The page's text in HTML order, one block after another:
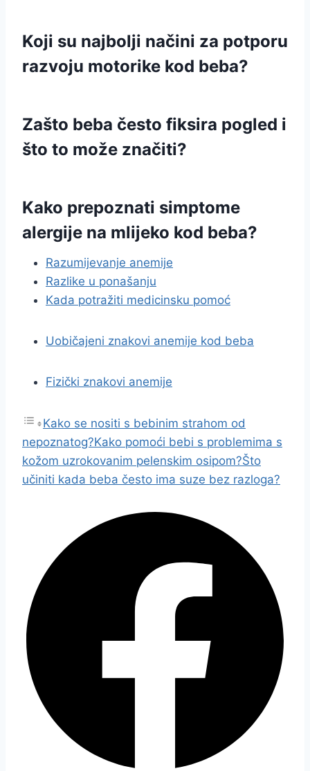
Koji su najbolji načini za potporu
razvoju motorike kod beba?
Zašto beba često fiksira pogled i
što to može značiti?
Kako prepoznati simptome
alergije na mlijeko kod beba?
Razumijevanje anemije
Razlike u ponašanju
Kada potražiti medicinsku pomoć
Uobičajeni znakovi anemije kod beba
Fizički znakovi anemije
Kako se nositi s bebinim strahom od
nepoznatog?Kako pomoći bebi s problemima s
kožom uzrokovanim pelenskim osipom?Što
učiniti kada beba često ima suze bez razloga?